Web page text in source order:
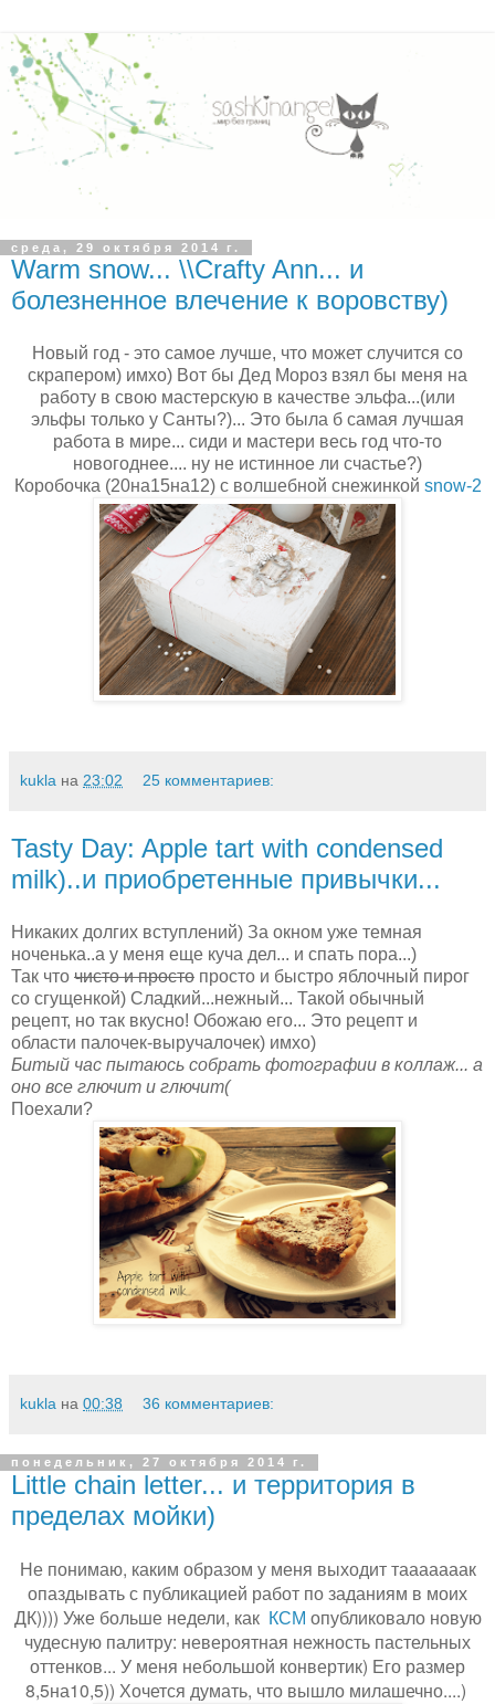
среда, 29 октября 2014 г.
Warm snow... \\Crafty Ann... и
болезненное влечение к воровству)
Новый год - это самое лучше, что может случится со
скрапером) имхо) Вот бы Дед Мороз взял бы меня на
работу в свою мастерскую в качестве эльфа...(или
эльфы только у Санты?)... Это была б самая лучшая
работа в мире... сиди и мастери весь год что-то
новогоднее.... ну не истинное ли счастье?)
Коробочка (20на15на12) с волшебной снежинкой snow-2
kukla на 23:02 25 комментариев:
Tasty Day: Apple tart with condensed
milk)..и приобретенные привычки...
Никаких долгих вступлений) За окном уже темная
ноченька..а у меня еще куча дел... и спать пора...)
Так что чисто и просто просто и быстро яблочный пирог
со сгущенкой) Сладкий...нежный... Такой обычный
рецепт, но так вкусно! Обожаю его... Это рецепт и
области палочек-выручалочек) имхо)
Битый час пытаюсь собрать фотографии в коллаж... а
оно все глючит и глючит(
Поехали?
kukla на 00:38 36 комментариев:
понедельник, 27 октября 2014 г.
Little chain letter... и территория в
пределах мойки)
Не понимаю, каким образом у меня выходит тааааааак
опаздывать с публикацией работ по заданиям в моих
ДК)))) Уже больше недели, как КСМ опубликовало новую
чудесную палитру: невероятная нежность пастельных
оттенков... У меня небольшой конвертик) Его размер
8,5на10,5)) Хочется думать, что вышло милашечно....)